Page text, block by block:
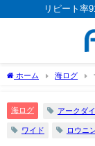
リピート率
ホーム 海ログ
海ログ アークダ
ワイド ロウニ